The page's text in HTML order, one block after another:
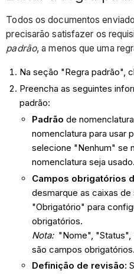
Todos os documentos
precisarão satisfazer os
padrão, a menos que uma
Na seção "Regra padrão",
Preencha as seguintes
padrão:
Padrão de
nomenclatura para usar
selecione "Nenhum" se
nomenclatura seja usado.
Campos obrigatórios
desmarque as caixas de
"Obrigatório" para
obrigatórios.
Nota:"Nome", "Status",
são campos obrigatórios.
Definição de revisão: